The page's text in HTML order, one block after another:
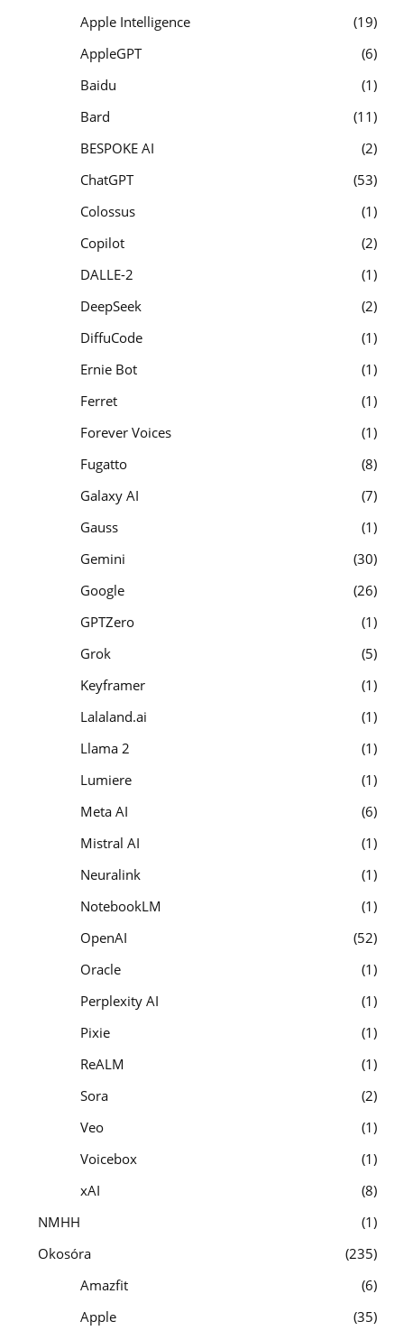
Apple Intelligence
19
AppleGPT
6
Baidu
1
Bard
11
BESPOKE AI
2
ChatGPT
53
Colossus
1
Copilot
2
DALLE-2
1
DeepSeek
2
DiffuCode
1
Ernie Bot
1
Ferret
1
Forever Voices
1
Fugatto
8
Galaxy AI
7
Gauss
1
Gemini
30
Google
26
GPTZero
1
Grok
5
Keyframer
1
Lalaland.ai
1
Llama 2
1
Lumiere
1
Meta AI
6
Mistral AI
1
Neuralink
1
NotebookLM
1
OpenAI
52
Oracle
1
Perplexity AI
1
Pixie
1
ReALM
1
Sora
2
Veo
1
Voicebox
1
xAI
8
NMHH
1
Okosóra
235
Amazfit
6
Apple
35